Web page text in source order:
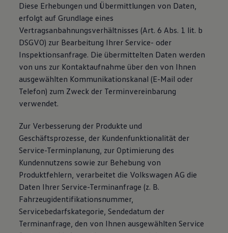
Diese Erhebungen und Übermittlungen von Daten,
erfolgt auf Grundlage eines
Vertragsanbahnungsverhältnisses (Art. 6 Abs. 1 lit. b
DSGVO) zur Bearbeitung Ihrer Service- oder
Inspektionsanfrage. Die übermittelten Daten werden
von uns zur Kontaktaufnahme über den von Ihnen
ausgewählten Kommunikationskanal (E-Mail oder
Telefon) zum Zweck der Terminvereinbarung
verwendet.
Zur Verbesserung der Produkte und
Geschäftsprozesse, der Kundenfunktionalität der
Service-Terminplanung, zur Optimierung des
Kundennutzens sowie zur Behebung von
Produktfehlern, verarbeitet die Volkswagen AG die
Daten Ihrer Service-Terminanfrage (z. B.
Fahrzeugidentifikationsnummer,
Servicebedarfskategorie, Sendedatum der
Terminanfrage, den von Ihnen ausgewählten Service